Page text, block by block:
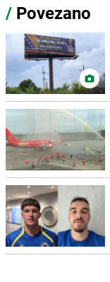
/ Povezano